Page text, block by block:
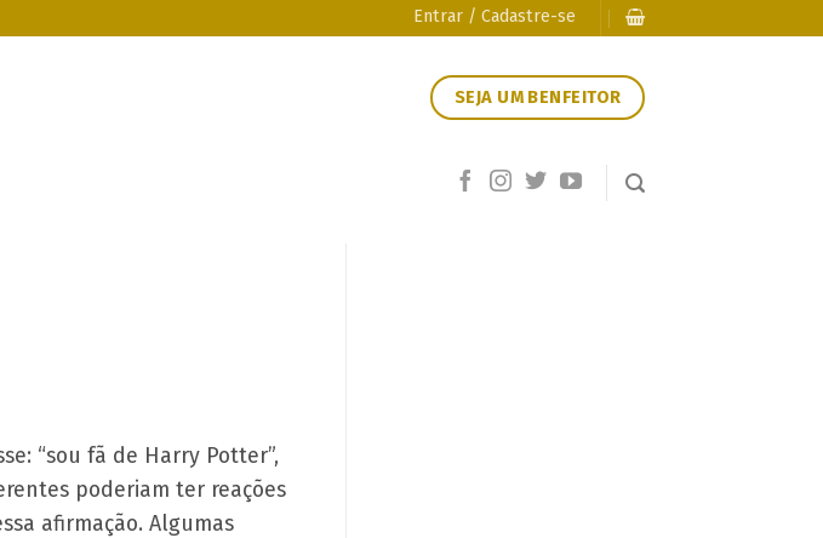
Entrar / Cadastre-se
SEJA UM BENFEITOR
“sou fã de Harry Potter”,
poderiam ter reações
afirmação. Algumas